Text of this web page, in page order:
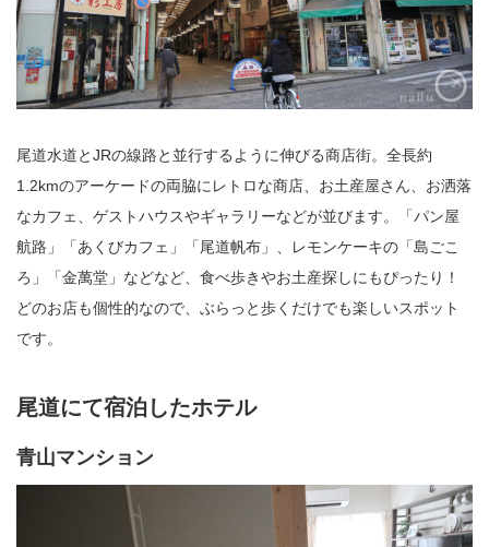
尾道水道とJRの線路と並行するように伸びる商店街。全長約
1.2kmのアーケードの両脇にレトロな商店、お土産屋さん、お洒落
なカフェ、ゲストハウスやギャラリーなどが並びます。「パン屋
航路」「あくびカフェ」「尾道帆布」、レモンケーキの「島ごこ
ろ」「金萬堂」などなど、食べ歩きやお土産探しにもぴったり！
どのお店も個性的なので、ぶらっと歩くだけでも楽しいスポット
です。
尾道にて宿泊したホテル
青山マンション